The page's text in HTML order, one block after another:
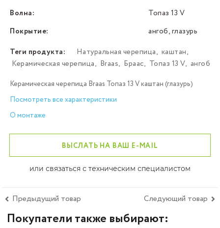
Волна:
Топаз 13 V
Покрытие:
ангоб, глазурь
Теги продукта:
Натуральная черепица, каштан,
Керамическая черепица, Braas, Браас, Топаз 13 V, ангоб
Керамическая черепица Braas Топаз 13 V каштан (глазурь)
Посмотреть все характеристики
О монтаже
ВЫСЛАТЬ НА ВАШ E-MAIL
или связаться с техническим специалистом
Предыдущий товар Следующий товар
Покупатели также выбирают: